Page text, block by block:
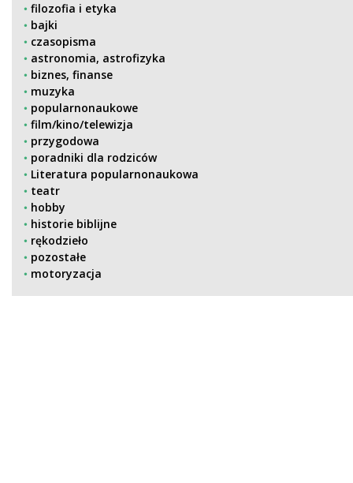
filozofia i etyka
bajki
czasopisma
astronomia, astrofizyka
biznes, finanse
muzyka
popularnonaukowe
film/kino/telewizja
przygodowa
poradniki dla rodziców
Literatura popularnonaukowa
teatr
hobby
historie biblijne
rękodzieło
pozostałe
motoryzacja